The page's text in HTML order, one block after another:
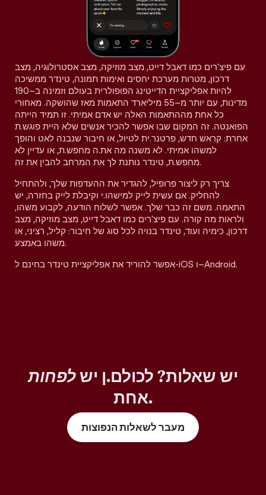
עם פיצ'רים כמו דאבל דייט, מצב מוזיקה, מצב אסטרולוגיה, מצב
דרכון, מטרות מערכת יחסים ואימות תמונה, טינדר ממשיכה
להיות אפליקציית הדייטינג הפופולרית בעולם וזמינה ב–190
מדינות, עם יותר מ–55 מיליארד התאמות מאז שהושקה. מאחורי
כל אחת מההתאמות האלה יש אדם אמיתי. זו תמיד הייתה
הפואנטה. זה המקום שבו אפשר להכיר אנשים שלא היית פוגש.ת
אחרת: קראש חדש, פרטנר.ית לטיול, או חיבור שנבנה לאט והופך
למשהו אמיתי. לא משנה מה את.ה מחפש.ת, או עדיין לא
מחפש.ת, טינדר נותנת לך את המרחב להבין את זה.
צריך רק ליצור פרופיל, להגדיר את ההעדפות שלך, ולהתחיל
להחליק. אם עשית לייק למישהו.י וקיבלת לייק בחזרה, יש
התאמה. משם זה כבר שלך. אפשר לשלוח הודעה, לקבוע משהו,
ולראות מה קורה. עם פיצ'רים כמו דאבל דייט, מצב מוזיקה, מצב
דרכון, כימיה ועוד, טינדר בנויה לכל סוג של חיבור: קליל, רציני, או
משהו באמצע.
אפשר להוריד את אפליקציית טינדר בחינם ל-iOS ו–Android.
יש שאלות? לכולם.ן ישלפחות
אחת.
מעבר לשאלות הנפוצות